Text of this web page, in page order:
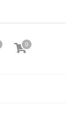
0
0